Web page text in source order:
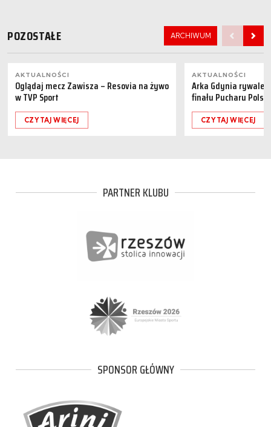
POZOSTAŁE ARCHIWUM
AKTUALNOŚCI
Oglądaj mecz Zawisza – Resovia na żywo
w TVP Sport
CZYTAJ WIĘCEJ
AKTUALNOŚCI
Arka Gdynia
finału Pucharu Polski
CZYTAJ WIĘCEJ
PARTNER KLUBU
SPONSOR GŁÓWNY